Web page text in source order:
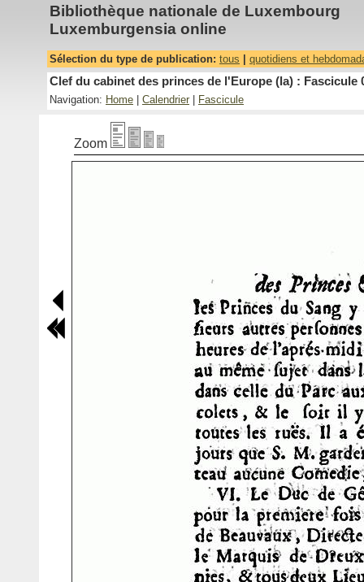
Bibliothèque nationale de Luxembourg
Luxemburgensia online
Sélection du type de publication: tous quotidiens et
Clef du cabinet des princes de l'Europe (la) : Fascicule
Navigation: Home Calendrier Fascicule
Zoom